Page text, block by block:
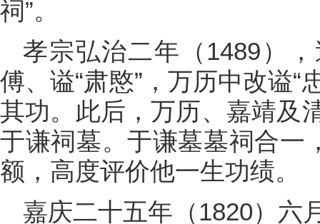
祠”。
孝宗弘治二年（1489）
傅、谥“肃愍”，万历中改谥“
其功。此后，万历、嘉靖及
于谦祠墓。于谦墓墓祠合一
额，高度评价他一生功绩。
嘉庆二十五年（1820）六